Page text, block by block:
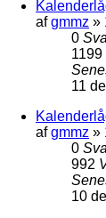
afgmmz »
0
1199
11
afgmmz »
0
992
10